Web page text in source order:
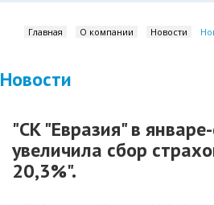
Главная О компании Новости
Новости
"СК "Евразия" в
увеличила сбор
20,3%".